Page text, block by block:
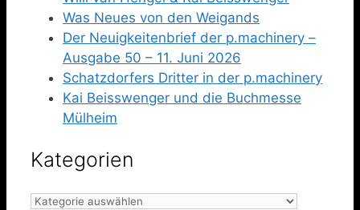
Was Neues von den Weigands
Der Neuigkeitenbrief der p.machinery –
Ausgabe 50 – 11. Juni 2026
Schatzdorfers Dritter in der p.machinery
Kai Beisswenger und die Buchmesse
Mülheim
Kategorien
Kategorien